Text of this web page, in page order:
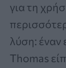
για τη
λύση: έναν
Thomas